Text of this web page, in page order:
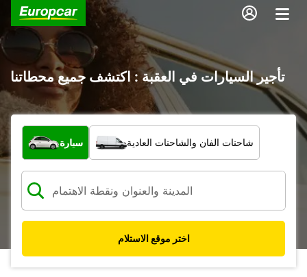
تأجير السيارات في العقبة : اكتشف جميع محطاتنا
ما نوع المركبة؟
سيارة شاحنات الفان والشاحنات العادية
اختر موقع الاستلام